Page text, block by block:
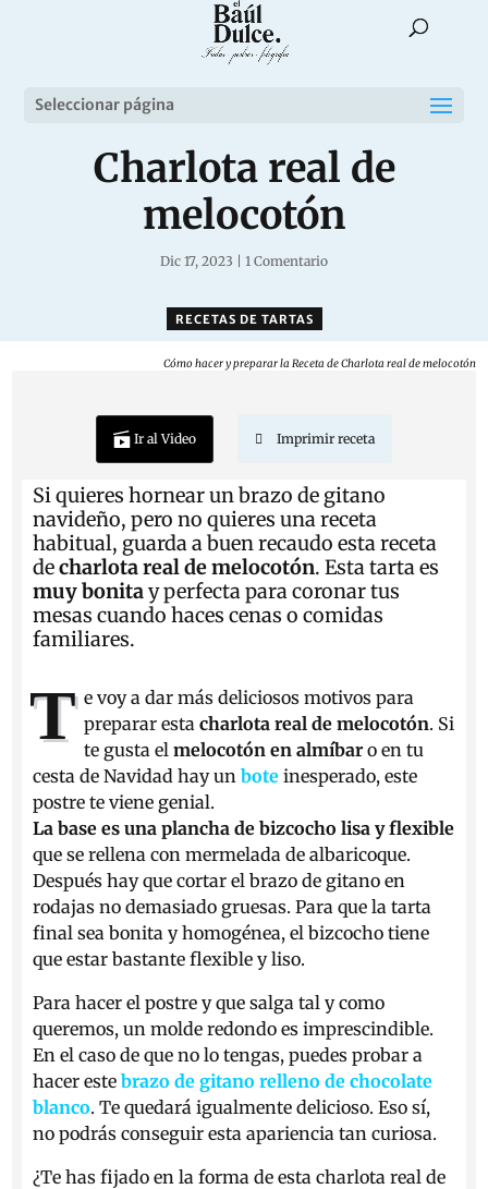
Seleccionar página
Charlota real de
melocotón
Dic 17, 2023 1 Comentario
RECETAS DE TARTAS
Cómo hacer y preparar la Receta de Charlota real de melocotón
Ir al Video Imprimir receta
Si quieres hornear un brazo de gitano
navideño, pero no quieres una receta
habitual, guarda a buen recaudo esta receta
decharlota real de melocotón. Esta tarta es
muy bonitay perfecta para coronar tus
mesas cuando haces cenas o comidas
familiares.
T e voy a dar más deliciosos motivos para
preparar esta charlota real de melocotón. Si
te gusta el melocotón en almíbaro en tu
cesta de Navidad hay unbote inesperado, este
postre te viene genial.
La base es una plancha de bizcocho lisa y flexible
que se rellena con mermelada de albaricoque.
Después hay que cortar el brazo de gitano en
rodajas no demasiado gruesas. Para que la tarta
final sea bonita y homogénea, el bizcocho tiene
que estar bastante flexible y liso.
Para hacer el postre y que salga tal y como
queremos, un molde redondo es imprescindible.
En el caso de que no lo tengas, puedes probar a
hacer estebrazo de gitano relleno de chocolate
blanco. Te quedará igualmente delicioso. Eso sí,
no podrás conseguir esta apariencia tan curiosa.
¿Te has fijado en la forma de esta charlota real de